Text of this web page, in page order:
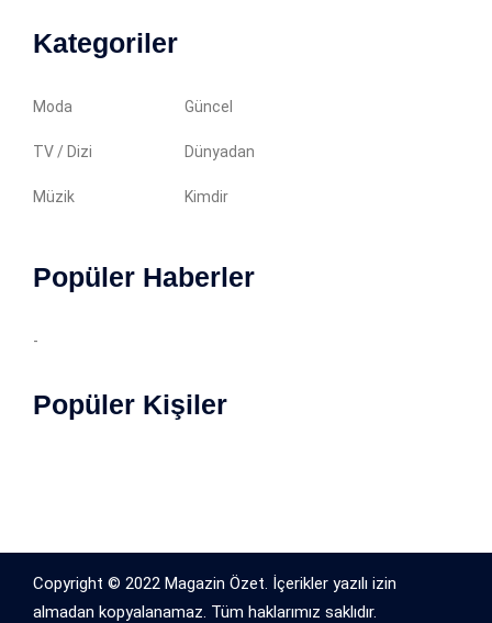
Kategoriler
Moda Güncel
TV / Dizi Dünyadan
Müzik Kimdir
Popüler Haberler
-
Popüler Kişiler
Copyright © 2022 Magazin Özet. İçerikler yazılı izin
almadan kopyalanamaz. Tüm haklarımız saklıdır.